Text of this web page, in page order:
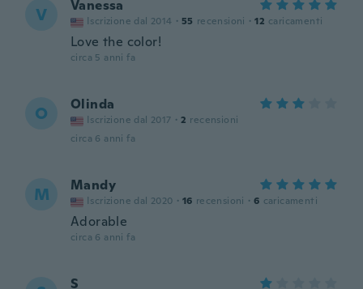
V Vanessa
Iscrizione dal 2014 · 55 recensioni · 12 caricamenti
Love the color!
circa 5 anni fa
O Olinda
Iscrizione dal 2017 · 2 recensioni
circa 6 anni fa
M Mandy
Iscrizione dal 2020 · 16 recensioni · 6 caricamenti
Adorable
circa 6 anni fa
S